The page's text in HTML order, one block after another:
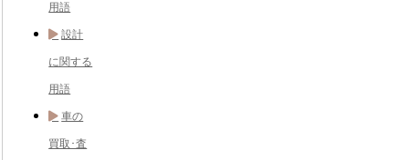
用語
設計
に関する
用語
車の
買取･査